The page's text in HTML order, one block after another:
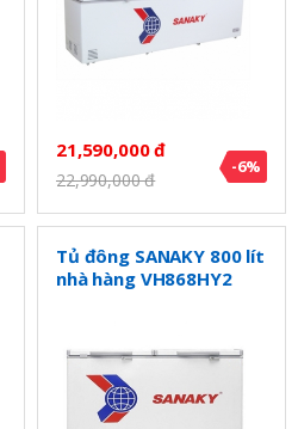
21,590,000 đ
22,990,000 đ
-6%
Tủ đông SANAKY 800 lít
nhà hàng VH868HY2